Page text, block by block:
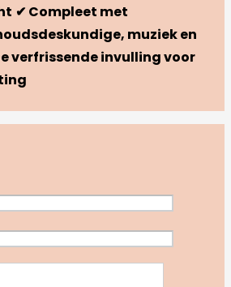
✔ Compleet met
muziek en
verfrissende invulling voor